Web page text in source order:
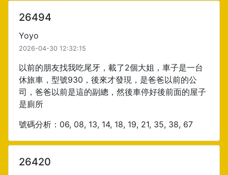
26494
Yoyo
2026-04-30 12:32:15
以前的朋友找我吃尾牙，載了2個大姐，車子是一台
休旅車，型號930，後來才發現，是爸爸以前的公
司，爸爸以前是這的副總，然後車停好後前面的屋子
是廁所
號碼分析：06, 08, 13, 14, 18, 19, 21, 35, 38, 67
26420